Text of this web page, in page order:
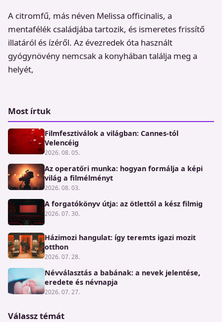
A citromfű, más néven Melissa officinalis, a
mentafélék családjába tartozik, és ismeretes frissítő
illatáról és ízéről. Az évezredek óta használt
gyógynövény nemcsak a konyhában találja meg a
helyét,
Most írtuk
Filmfesztiválok a világban: Cannes-tól
Velencéig
2026. 08. 05.
Az operatőri munka: hogyan formálja a képi
világ a filmélményt
2026. 08. 03.
A forgatókönyv útja: az ötlettől a kész filmig
2026. 07. 30.
Házimozi hangulat: így teremts igazi mozit
otthon
2026. 07. 28.
Névválasztás a babának: a nevek jelentése,
eredete és névnapja
2026. 07. 27.
Válassz témát